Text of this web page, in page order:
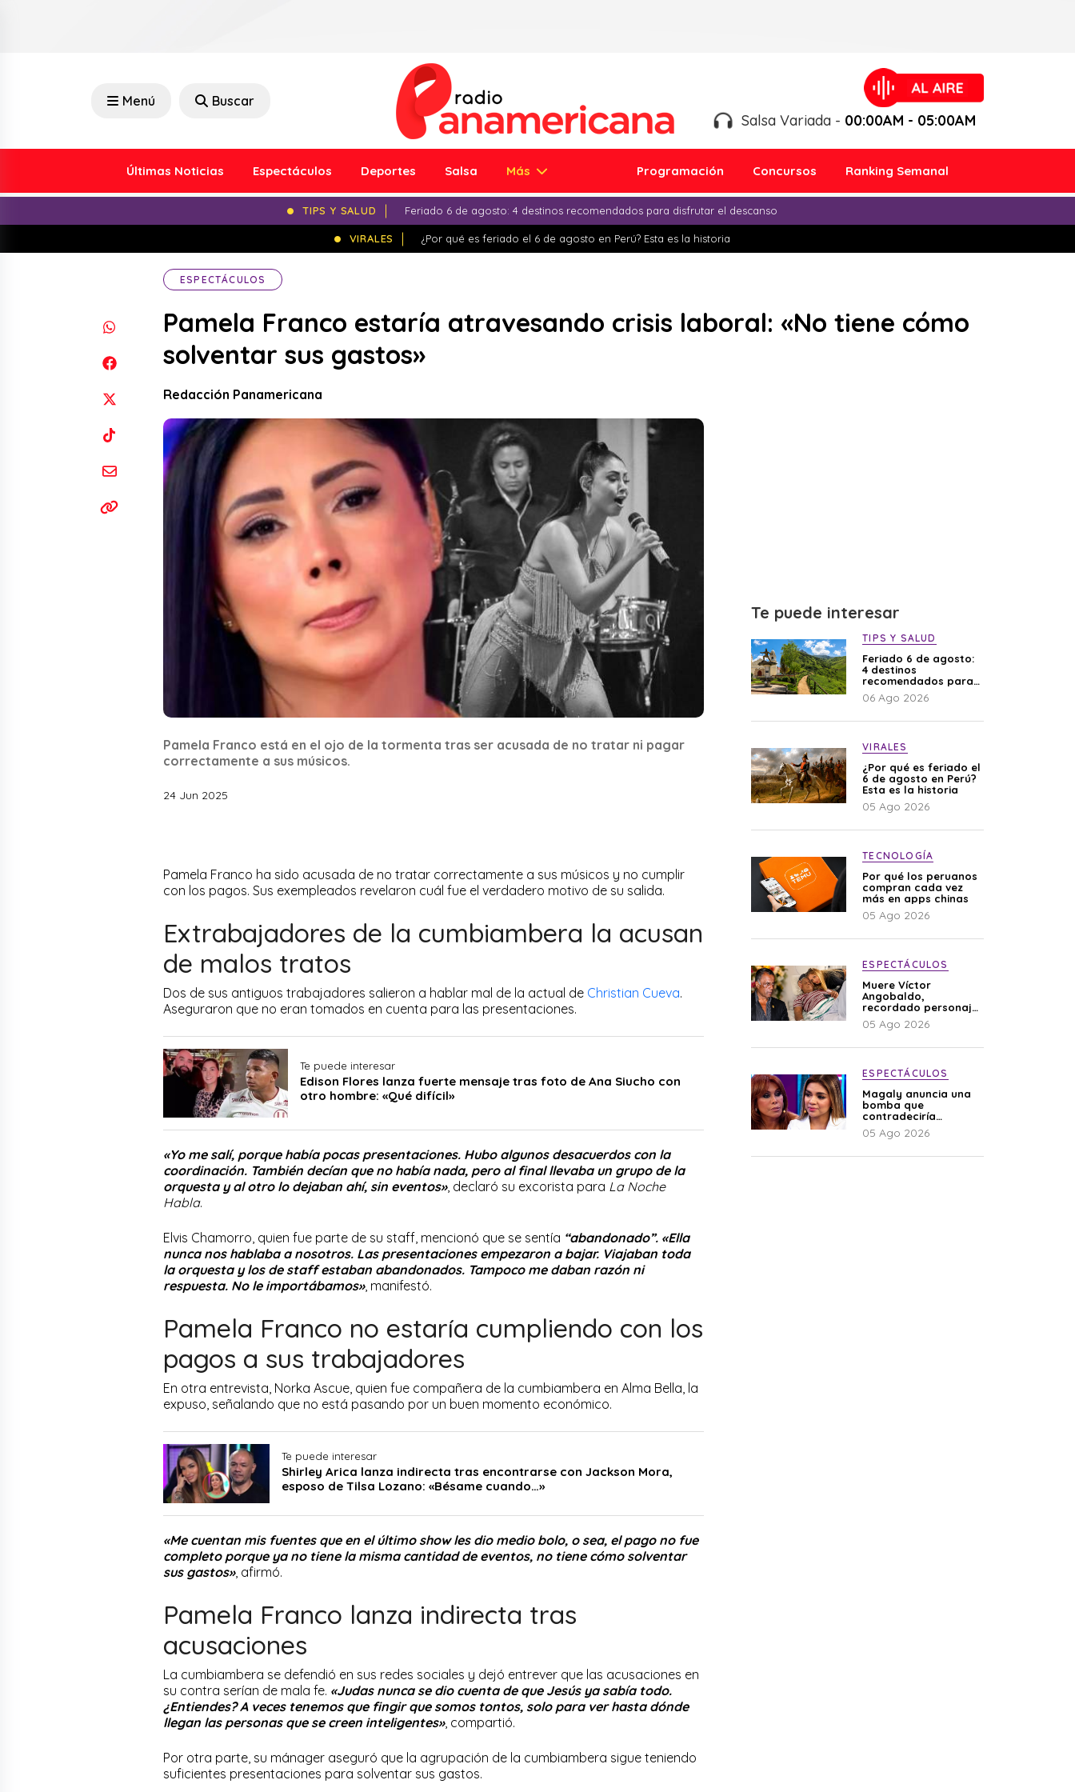
Menú Buscar
Salsa Variada - 00:00AM - 05:00AM
Últimas Noticias Espectáculos Deportes Salsa Más Programación Concursos Ranking Semanal
TIPS Y SALUD Feriado 6 de agosto: 4 destinos recomendados para disfrutar el descanso
VIRALES ¿Por qué es feriado el 6 de agosto en Perú? Esta es la historia
ESPECTÁCULOS
Pamela Franco estaría atravesando crisis laboral: «No tiene cómo
solventar sus gastos»
Redacción Panamericana
Pamela Franco está en el ojo de la tormenta tras ser acusada de no tratar ni pagar
correctamente a sus músicos.
24 Jun 2025
Pamela Franco ha sido acusada de no tratar correctamente a sus músicos y no cumplir
con los pagos. Sus exempleados revelaron cuál fue el verdadero motivo de su salida.
Extrabajadores de la cumbiambera la acusan
de malos tratos
Dos de sus antiguos trabajadores salieron a hablar mal de la actual de Christian Cueva.
Aseguraron que no eran tomados en cuenta para las presentaciones.
Te puede interesar
Edison Flores lanza fuerte mensaje tras foto de Ana Siucho con
otro hombre: «Qué difícil»
«Yo me salí, porque había pocas presentaciones. Hubo algunos desacuerdos con la
coordinación. También decían que no había nada, pero al final llevaba un grupo de la
orquesta y al otro lo dejaban ahí, sin eventos», declaró su excorista para La Noche
Habla.
Elvis Chamorro, quien fue parte de su staff, mencionó que se sentía “abandonado”. «Ella
nunca nos hablaba a nosotros. Las presentaciones empezaron a bajar. Viajaban toda
la orquesta y los de staff estaban abandonados. Tampoco me daban razón ni
respuesta. No le importábamos», manifestó.
Pamela Franco no estaría cumpliendo con los
pagos a sus trabajadores
En otra entrevista, Norka Ascue, quien fue compañera de la cumbiambera en Alma Bella, la
expuso, señalando que no está pasando por un buen momento económico.
Te puede interesar
Shirley Arica lanza indirecta tras encontrarse con Jackson Mora,
esposo de Tilsa Lozano: «Bésame cuando…»
«Me cuentan mis fuentes que en el último show les dio medio bolo, o sea, el pago no fue
completo porque ya no tiene la misma cantidad de eventos, no tiene cómo solventar
sus gastos», afirmó.
Pamela Franco lanza indirecta tras
acusaciones
La cumbiambera se defendió en sus redes sociales y dejó entrever que las acusaciones en
su contra serían de mala fe. «Judas nunca se dio cuenta de que Jesús ya sabía todo.
¿Entiendes? A veces tenemos que fingir que somos tontos, solo para ver hasta dónde
llegan las personas que se creen inteligentes», compartió.
Por otra parte, su mánager aseguró que la agrupación de la cumbiambera sigue teniendo
suficientes presentaciones para solventar sus gastos.
Te puede interesar
TIPS Y SALUD
Feriado 6 de agosto:
4 destinos
recomendados para
disfrutar el descanso
06 Ago 2026
VIRALES
¿Por qué es feriado el
6 de agosto en Perú?
Esta es la historia
05 Ago 2026
TECNOLOGÍA
Por qué los peruanos
compran cada vez
más en apps chinas
05 Ago 2026
ESPECTÁCULOS
Muere Víctor
Angobaldo,
recordado personaje
de la farándula y
expareja de Shirley
05 Ago 2026
ESPECTÁCULOS
Magaly anuncia una
bomba que
contradeciría
comunicado de La
Bella Luz: “Hay un
05 Ago 2026